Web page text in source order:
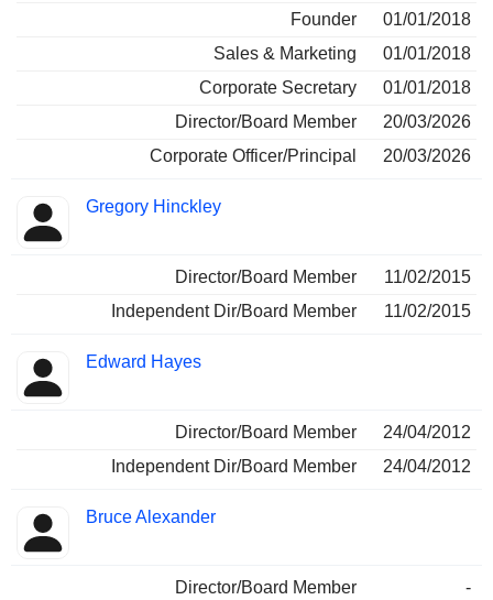
Founder
01/01/2018
Sales & Marketing
01/01/2018
Corporate Secretary
01/01/2018
Director/Board Member
20/03/2026
Corporate Officer/Principal
20/03/2026
Gregory Hinckley
Director/Board Member
11/02/2015
Independent Dir/Board Member
11/02/2015
Edward Hayes
Director/Board Member
24/04/2012
Independent Dir/Board Member
24/04/2012
Bruce Alexander
Director/Board Member -